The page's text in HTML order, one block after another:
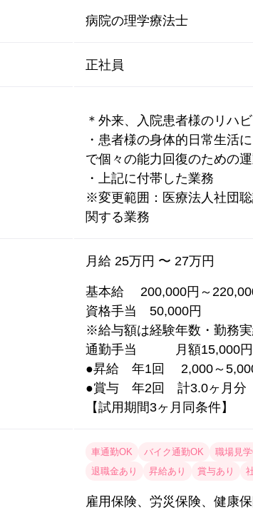
病院の理学療法士
正社員
＊外来、入院患者様のリハ
・患者様の身体的日常生活
で個々の能力回復のための
・上記に付帯した業務
※変更範囲：医療法人社団
関する業務
月給 25万円 〜 27万円
基本給 200,000円～
資格手当 50,000円
※給与額は経験年数・勤務
通勤手当 月額15,000円
●昇給 年1回 2,000～5,000
●賞与 年2回 計3.0ヶ月分（
【試用期間3ヶ月同条件】
車通勤OK バイク通勤OK 職場見
退職金あり
昇給あり 賞与あり
雇用保険、労災保険、健康